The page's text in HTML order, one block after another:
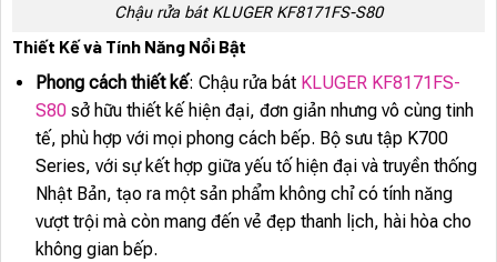
Chậu rửa bát KLUGER KF8171FS-S80
Thiết Kế và Tính Năng Nổi Bật
Phong cách thiết kế: Chậu rửa bátKLUGER KF8171FS-
S80sở hữu thiết kế hiện đại, đơn giản nhưng vô cùng tinh
tế, phù hợp với mọi phong cách bếp. Bộ sưu tập K700
Series, với sự kết hợp giữa yếu tố hiện đại và truyền thống
Nhật Bản, tạo ra một sản phẩm không chỉ có tính năng
vượt trội mà còn mang đến vẻ đẹp thanh lịch, hài hòa cho
không gian bếp.